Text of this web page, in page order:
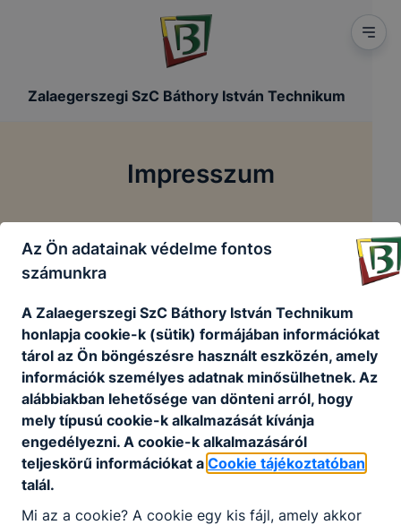
Zalaegerszegi SzC Báthory István Technikum
Impresszum
8900 Zalaegerszeg, Báthory u. 58.
Tel.: +36 92 815 510
Az Ön adatainak védelme fontos
számunkra
A Zalaegerszegi SzC Báthory István Technikum
honlapja cookie-k (sütik) formájában információkat
tárol az Ön böngészésre használt eszközén, amely
információk személyes adatnak minősülhetnek. Az
alábbiakban lehetősége van dönteni arról, hogy
mely típusú cookie-k alkalmazását kívánja
engedélyezni. A cookie-k alkalmazásáról
teljeskörű információkat a Cookie tájékoztatóban
talál.
Mi az a cookie? A cookie egy kis fájl, amely akkor